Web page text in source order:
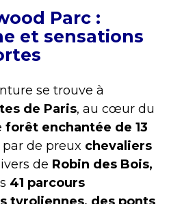
Parc :
et sensations
se trouve à
de Paris, au cœur du
forêt enchantée de 13
de preux chevaliers
de Robin des Bois,
41 parcours